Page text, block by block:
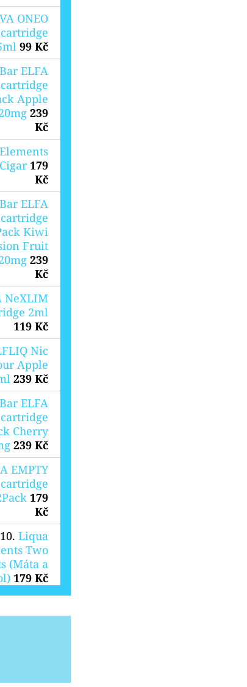
ONEO
99 Kč
ELFA
Apple
239
Kč
179
Kč
ELFA
Kiwi
Fruit
239
Kč
NeXLIM
2ml
119 Kč
Nic
Apple
239 Kč
ELFA
Cherry
239 Kč
EMPTY
179
Kč
Liqua
Two
(Máta a
179 Kč